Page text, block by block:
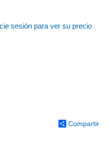
sesión para ver su precio
Compartir